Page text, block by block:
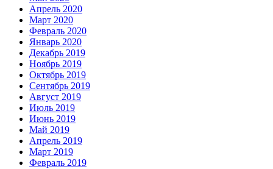
Апрель 2020
Март 2020
Февраль 2020
Январь 2020
Декабрь 2019
Ноябрь 2019
Октябрь 2019
Сентябрь 2019
Август 2019
Июль 2019
Июнь 2019
Май 2019
Апрель 2019
Март 2019
Февраль 2019